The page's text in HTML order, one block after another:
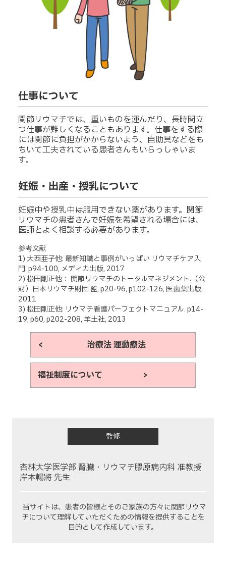
仕事について
関節リウマチでは、重いものを運んだり、長時間立
つ仕事が難しくなることもあります。仕事をする際
には関節に負担がかからないよう、自助具などをも
ちいて工夫されている患者さんもいらっしゃいま
す。
妊娠・出産・授乳について
妊娠中や授乳中は服用できない薬があります。関節
リウマチの患者さんで妊娠を希望される場合には、
医師とよく相談する必要があります。
参考文献
1) 大西亜子他: 最新知識と事例がいっぱい リウマチケア入
門. p94-100, メディカ出版, 2017
2) 松田剛正他： 関節リウマチのトータルマネジメント.（公
財）日本リウマチ財団 監, p20-96, p102-126, 医歯薬出版,
2011
3) 松田剛正他: リウマチ看護パーフェクトマニュアル. p14-
19, p60, p202-208, 羊土社, 2013
< 治療法 運動療法
福祉制度について >
監修
杏林大学医学部 腎臓・リウマチ膠原病内科 准教授
岸本暢將 先生
当サイトは、患者の皆様とそのご家族の方々に関節リウマ
チについて理解していただくための情報を提供することを
目的として作成しています。